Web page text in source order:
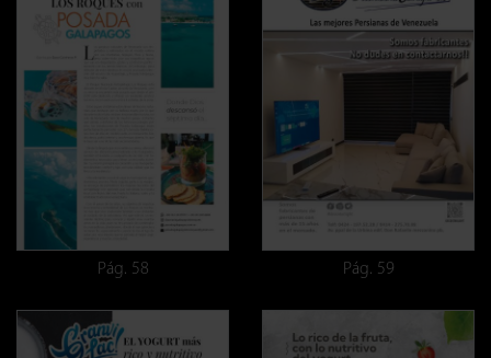
Pág. 58 Pág. 59